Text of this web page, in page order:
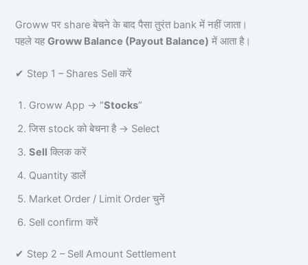
Groww पर share बेचने के बाद पैसा तुरंत bank में नहीं जाता।
पहले यहGroww Balance (Payout Balance) में आता है।
✔ Step 1 – Shares Sell करें
Groww App → “Stocks”
जिस stock को बेचना है → Select
Sell क्लिक करें
Quantity डालें
Market Order / Limit Order चुनें
Sell confirm करें
✔ Step 2 – Sell Amount Settlement